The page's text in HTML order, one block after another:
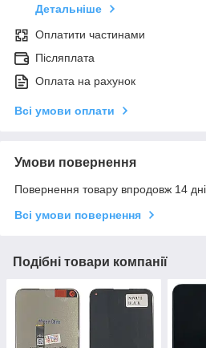
Детальніше
Оплатити частинами
Післяплата
Оплата на рахунок
Всі умови оплати
Умови повернення
Повернення товару впродовж 14
Всі умови повернення
Подібні товари компанії